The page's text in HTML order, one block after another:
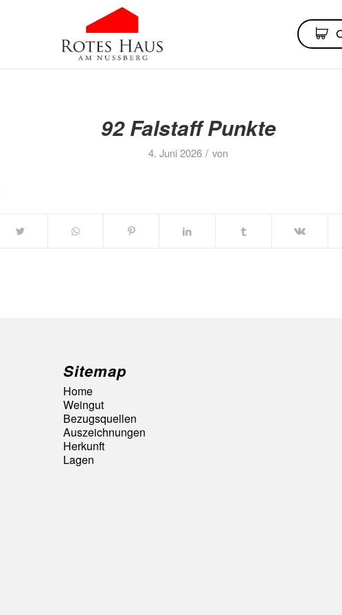
92 Falstaff Punkte
4. Juni 2026 / von
Sitemap
Home
Weingut
Bezugsquellen
Auszeichnungen
Herkunft
Lagen